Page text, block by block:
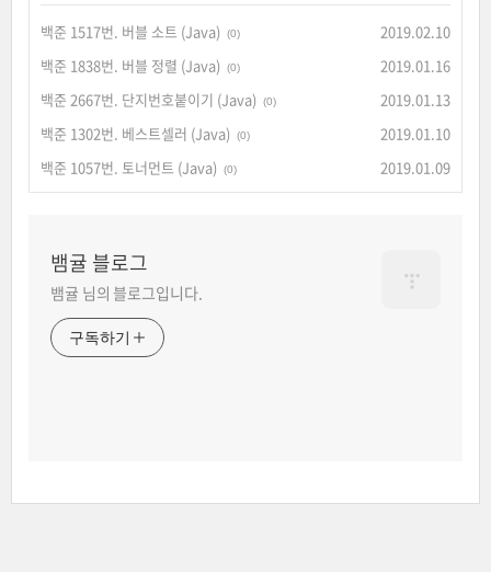
백준 1517번. 버블 소트 (Java) (0)
2019.02.10
백준 1838번. 버블 정렬 (Java)
(0)
2019.01.16
백준 2667번. 단지번호붙이기 (Java)
(0)
2019.01.13
백준 1302번. 베스트셀러 (Java)
(0)
2019.01.10
백준 1057번. 토너먼트 (Java)
(0) 2019.01.09
뱀귤 블로그
뱀귤 님의 블로그입니다.
구독하기